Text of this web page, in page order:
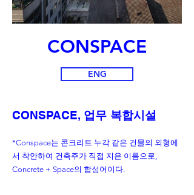
CONSPACE
ENG
CONSPACE, 업무 복합시설
*Conspace는 콘크리트 누각 같은 건물의 외형에
서 착안하여 건축주가 직접 지은 이름으로,
Concrete + Space의 합성어이다.